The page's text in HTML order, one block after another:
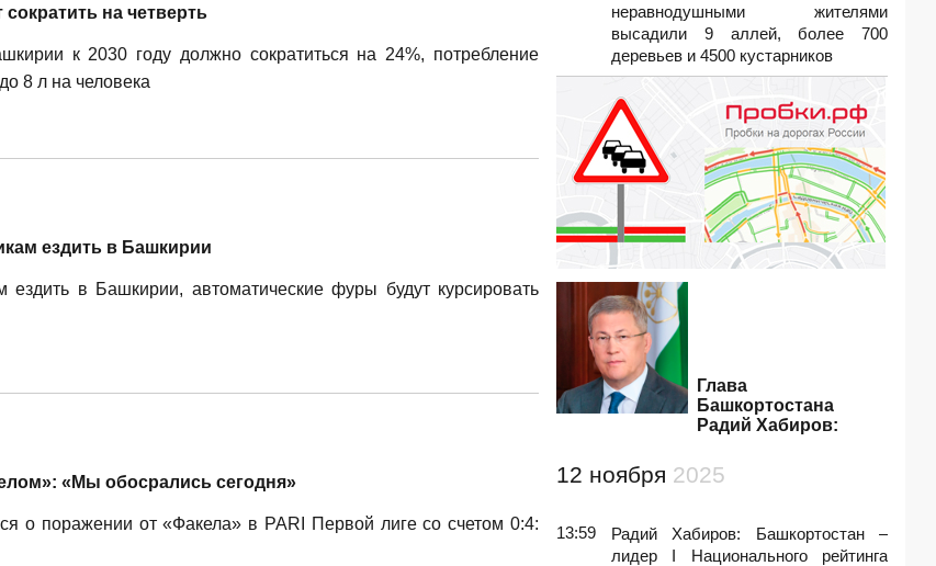
на четверть
к 2030 году должно сократиться на 24%, потребление
8 л на человека
ездить в Башкирии
ездить в Башкирии, автоматические фуры будут курсировать
«Мы обосрались сегодня»
о поражении от «Факела» в PARI Первой лиге со счетом 0:4:
неравнодушными жителями
высадили 9 аллей, более 700
деревьев и 4500 кустарников
Глава
Башкортостана
Радий Хабиров:
12 ноября 2025
13:59
Радий Хабиров: Башкортостан –
лидер I Национального рейтинга